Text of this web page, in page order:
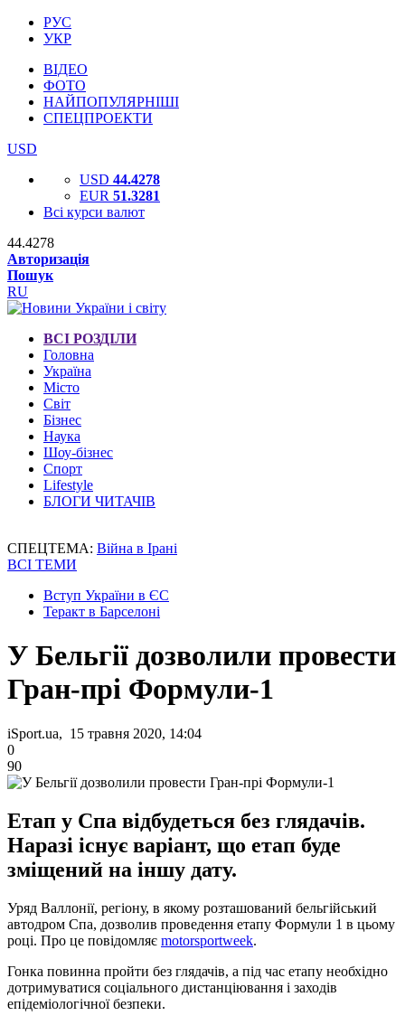
РУС
УКР
ВІДЕО
ФОТО
НАЙПОПУЛЯРНІШІ
СПЕЦПРОЕКТИ
USD
USD 44.4278
EUR 51.3281
Всі курси валют
44.4278
Авторизація
Пошук
RU
ВСІ РОЗДІЛИ
Головна
Україна
Місто
Світ
Бізнес
Наука
Шоу-бізнес
Спорт
Lifestyle
БЛОГИ ЧИТАЧІВ
СПЕЦТЕМА: Війна в Ірані
ВСІ ТЕМИ
Вступ України в ЄС
Теракт в Барселоні
У Бельгії дозволили провести
Гран-прі Формули-1
iSport.ua, 15 травня 2020, 14:04
0
90
Етап у Спа відбудеться без глядачів.
Наразі існує варіант, що етап буде
зміщений на іншу дату.
Уряд Валлонії, регіону, в якому розташований бельгійський
автодром Спа, дозволив проведення етапу Формули 1 в цьому
році. Про це повідомляє motorsportweek.
Гонка повинна пройти без глядачів, а під час етапу необхідно
дотримуватися соціального дистанціювання і заходів
епідеміологічної безпеки.